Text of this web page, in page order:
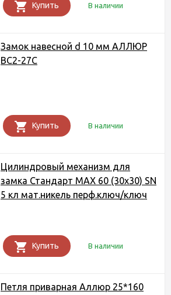
Купить В наличии
Замок навесной d 10 мм АЛЛЮР
ВС2-27С
Купить В наличии
Цилиндровый механизм для
замка Стандарт MAX 60 (30х30) SN
5 кл мат.никель перф.ключ/ключ
Купить В наличии
Петля приварная Аллюр 25*160